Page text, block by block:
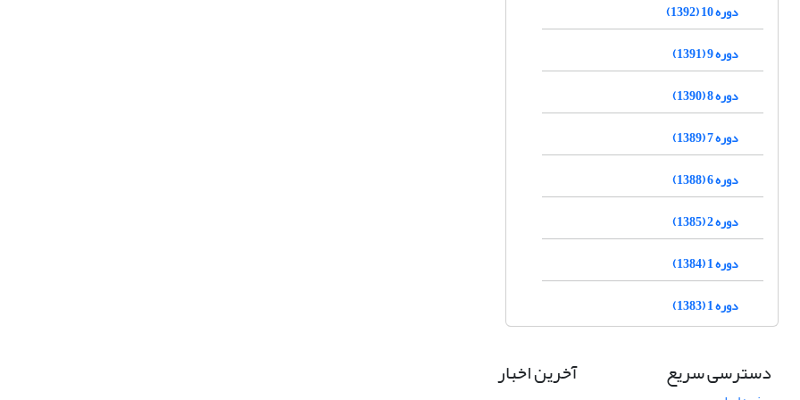
دوره 10 (1392)
دوره 9 (1391)
دوره 8 (1390)
دوره 7 (1389)
دوره 6 (1388)
دوره 2 (1385)
دوره 1 (1384)
دوره 1 (1383)
دسترسی سریع آخرین اخبار